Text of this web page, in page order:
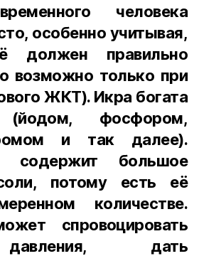
человека
особенно учитывая,
правильно
возможно только при
ЖКТ). Икра богата
(йодом, фосфором,
и так далее).
содержит большое
потому есть её
количестве.
спровоцировать
дать